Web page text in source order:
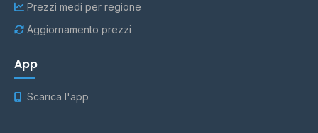
Prezzi medi per regione
Aggiornamento prezzi
App
Scarica l'app